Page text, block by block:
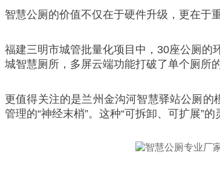
智慧公厕的价值不仅在于硬件升级，更在于
福建三明市城管批量化项目中，30座公厕的
城智慧厕所，多屏云端功能打破了单个厕所
更值得关注的是兰州金沟河智慧驿站公厕
管理的“神经末梢”。这种“可拆卸、可扩展”